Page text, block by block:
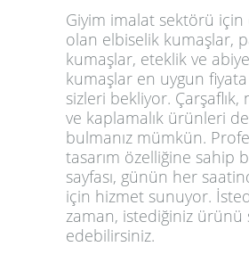
Giyim imalat sektörü için
olan elbiselik kumaşlar,
kumaşlar, eteklik ve
kumaşlar en uygun
sizleri bekliyor. Çarşaflık,
ve kaplamalık ürünleri
bulmanız mümkün.
tasarım özelliğine sahip
sayfası, günün her
için hizmet sunuyor.
zaman, istediğiniz ürünü
edebilirsiniz.